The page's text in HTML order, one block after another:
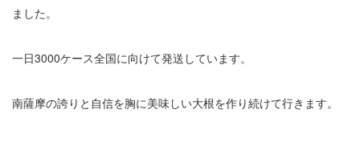
ました。
一日3000ケース全国に向けて発送しています。
南薩摩の誇りと自信を胸に美味しい大根を作り続けて行きます。